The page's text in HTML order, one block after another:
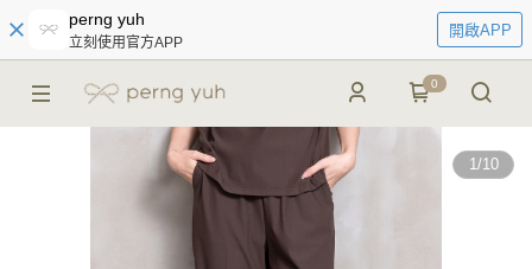
perng yuh
立刻使用官方APP
開啟APP
0
1/10